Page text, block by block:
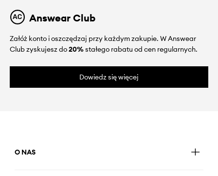
Answear Club
Załóż konto i oszczędzaj przy każdym zakupie. W Answear
Club zyskujesz do20%stałego rabatu od cen regularnych.
Dowiedz się więcej
O NAS